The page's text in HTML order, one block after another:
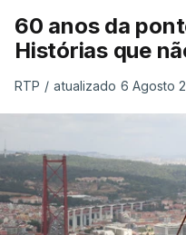
60 anos da
Histórias que
RTP / atualizado 6 Agosto